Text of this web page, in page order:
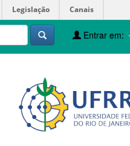
Legislação Canais
Entrar em: